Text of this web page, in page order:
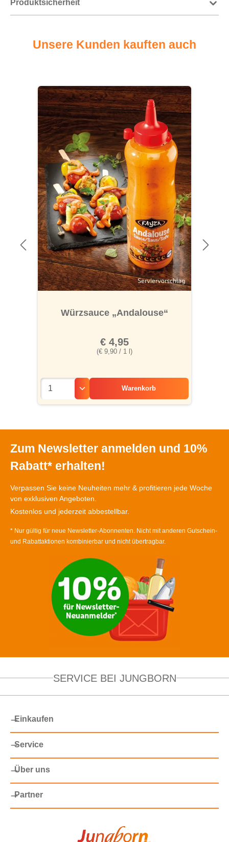
Produktsicherheit
Unsere Kunden kauften auch
Produktgalerie überspringen
Würzsauce „Andalouse“
(€ 9,90 / 1 l)
€ 4,95
Warenkorb
Zum Newsletter anmelden und 10%
Rabatt* erhalten!
Verpassen Sie keine Neuheiten mehr & profitieren jede Woche
von exklusiven Angeboten.
Kostenlos und jederzeit abbestellbar.
* Nur gültig für neue Newsletter-Abonnenten. Nicht mit anderen Gutschein-
und Rabattaktionen kombinierbar und nicht übertragbar.
SERVICE BEI JUNGBORN
Einkaufen
Service
Über uns
Partner